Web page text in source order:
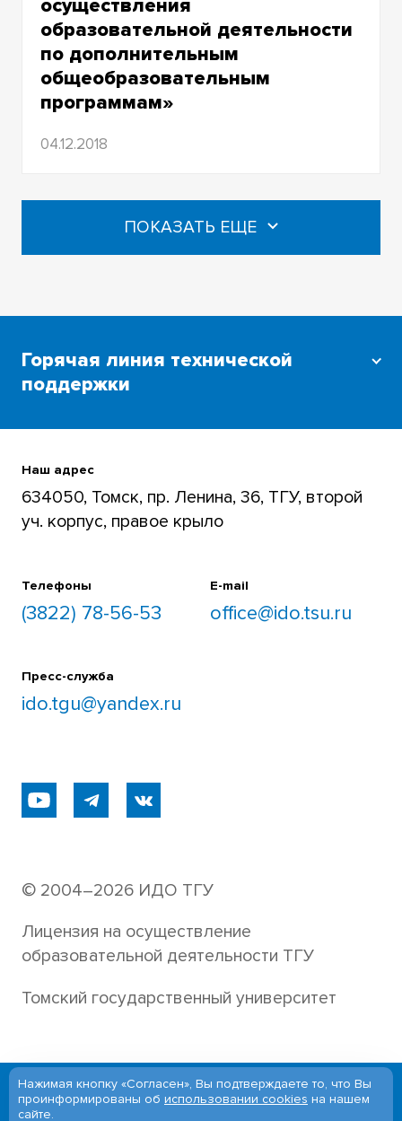
осуществления
образовательной деятельности
по дополнительным
общеобразовательным
программам»
04.12.2018
ПОКАЗАТЬ ЕЩЕ
Горячая линия технической
поддержки
+7 (3822) 785-654
Наш адрес
634050, Томск, пр. Ленина, 36, ТГУ, второй
уч. корпус, правое крыло
Телефоны
(3822) 78-56-53
E-mail
office@ido.tsu.ru
Пресс-служба
ido.tgu@yandex.ru
© 2004–2026 ИДО ТГУ
Лицензия на осуществление
образовательной деятельности ТГУ
Томский государственный университет
Версия для слабовидящих
Нажимая кнопку «Согласен», Вы подтверждаете то, что Вы
проинформированы об использовании cookies на нашем
сайте.